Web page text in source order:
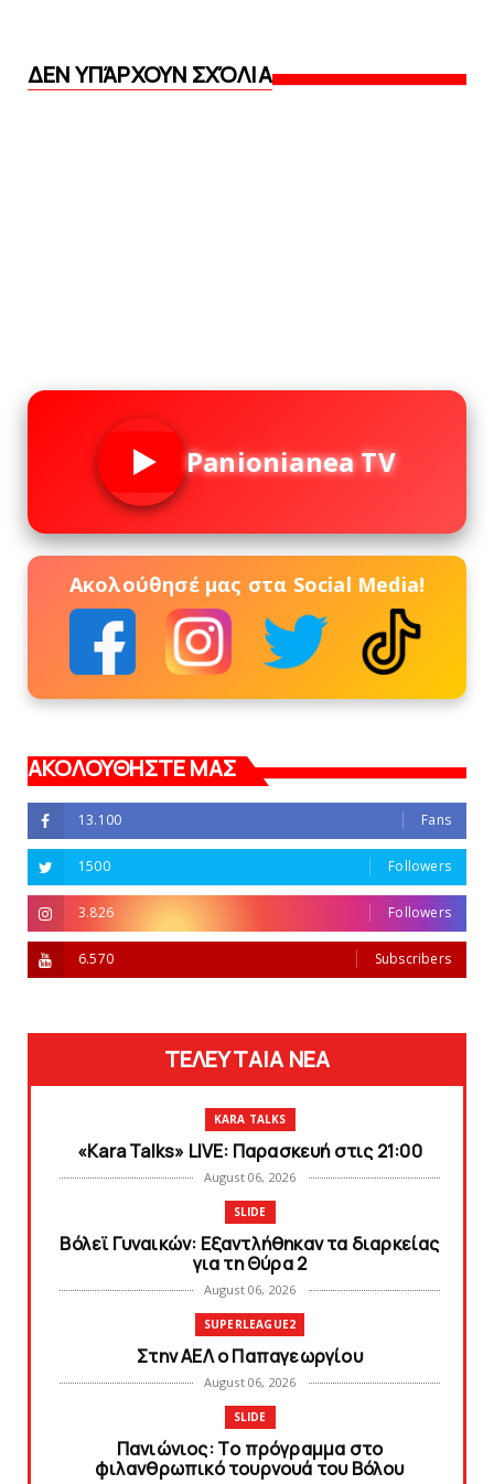
ΔΕΝ ΥΠΆΡΧΟΥΝ ΣΧΌΛΙΑ
Panionianea TV
Ακολούθησέ μας στα Social Media!
ΑΚΟΛΟΥΘΗΣΤΕ ΜΑΣ
13.100 Fans
1500 Followers
3.826 Followers
6.570 Subscribers
ΤΕΛΕΥΤΑΙΑ ΝΕΑ
KARA TALKS
«Kara Talks» LIVE: Παρασκευή στις 21:00
August 06, 2026
SLIDE
Bόλεϊ Γυναικών: Εξαντλήθηκαν τα διαρκείας
για τη Θύρα 2
August 06, 2026
SUPERLEAGUE2
Στην AEΛ ο Παπαγεωργίου
August 06, 2026
SLIDE
Πανιώνιoς: Tο πρόγραμμα στο
φιλανθρωπικό τουρνουά του Bόλου